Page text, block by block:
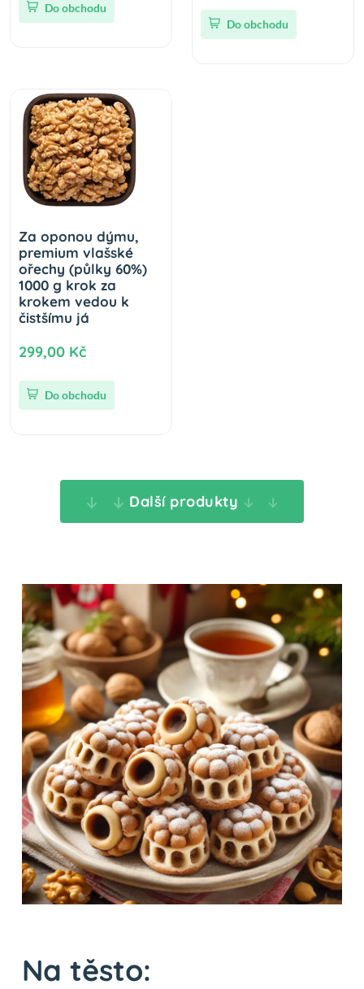
Do obchodu
Do obchodu
Za oponou dýmu,
premium vlašské
ořechy (půlky 60%)
1000 g krok za
krokem vedou k
čistšímu já
299,00 Kč
Do obchodu
Další produkty
Na těsto: